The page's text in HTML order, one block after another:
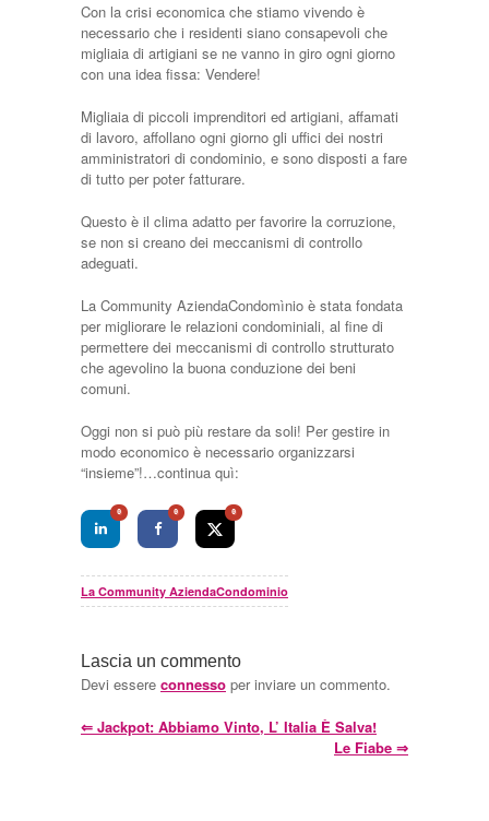
Con la crisi economica che stiamo vivendo è
necessario che i residenti siano consapevoli che
migliaia di artigiani se ne vanno in giro ogni giorno
con una idea fissa: Vendere!
Migliaia di piccoli imprenditori ed artigiani, affamati
di lavoro, affollano ogni giorno gli uffici dei nostri
amministratori di condominio, e sono disposti a fare
di tutto per poter fatturare.
Questo è il clima adatto per favorire la corruzione,
se non si creano dei meccanismi di controllo
adeguati.
La Community AziendaCondomìnio è stata fondata
per migliorare le relazioni condominiali, al fine di
permettere dei meccanismi di controllo strutturato
che agevolino la buona conduzione dei beni
comuni.
Oggi non si può più restare da soli! Per gestire in
modo economico è necessario organizzarsi
“insieme”!…continua quì:
0 0 0
La Community AziendaCondominio
Lascia un commento
Devi essere connesso per inviare un commento.
⇐ Jackpot: Abbiamo Vinto, L’ Italia È Salva!
Le Fiabe ⇒